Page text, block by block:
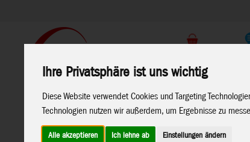
Ihre Privatsphäre ist uns wichtig
Diese Website verwendet Cookies und Targeting
Technologien nutzen wir außerdem, um Ergebnisse zu
Alle akzeptieren Ich lehne ab Einstellungen ändern
Home Marken